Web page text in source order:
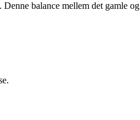
balance mellem det gamle og